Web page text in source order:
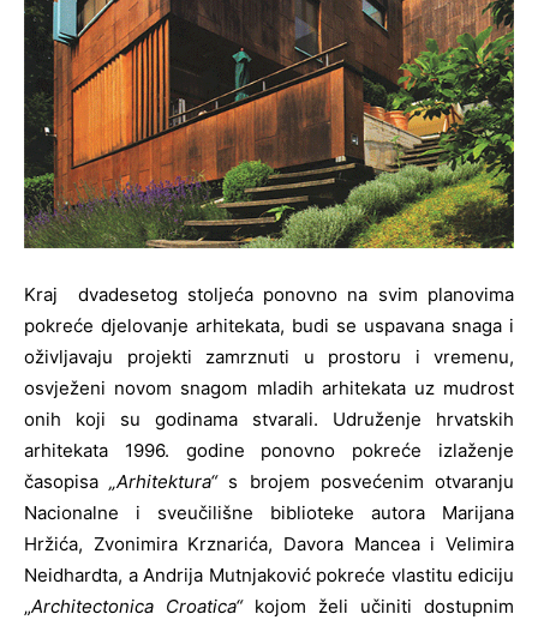
Kraj dvadesetog stoljeća ponovno na svim planovima
pokreće djelovanje arhitekata, budi se uspavana snaga i
oživljavaju projekti zamrznuti u prostoru i vremenu,
osvježeni novom snagom mladih arhitekata uz mudrost
onih koji su godinama stvarali. Udruženje hrvatskih
arhitekata 1996. godine ponovno pokreće izlaženje
časopisa„Arhitektura“s brojem posvećenim otvaranju
Nacionalne i sveučilišne biblioteke autora Marijana
Hržića, Zvonimira Krznarića, Davora Mancea i Velimira
Neidhardta, a Andrija Mutnjaković pokreće vlastitu ediciju
„Architectonica Croatica“kojom želi učiniti dostupnim